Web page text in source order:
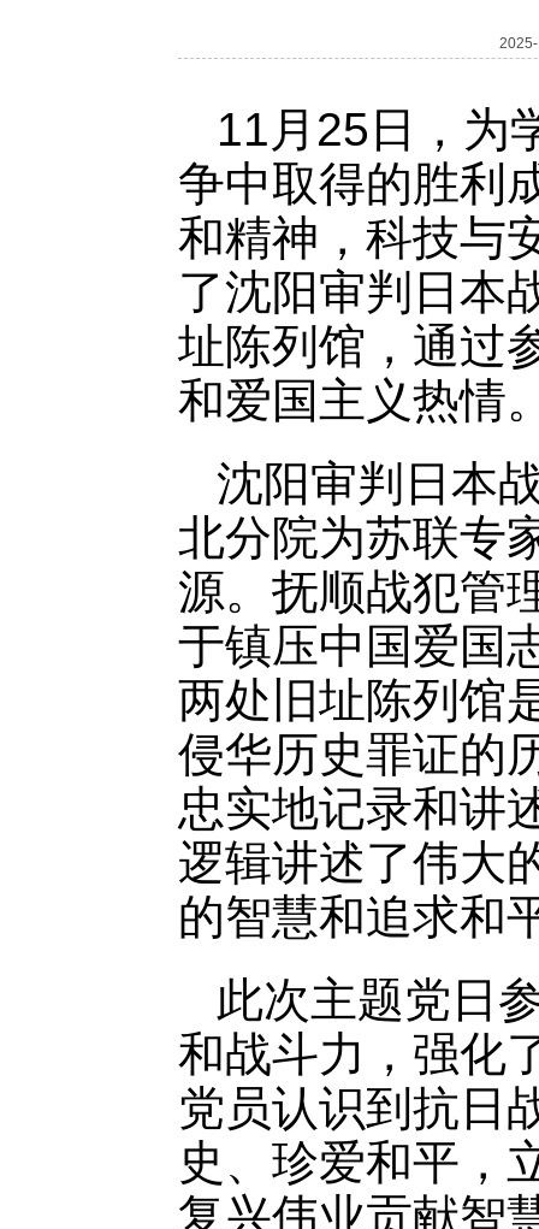
11月25日，为
争中取得的胜利
和精神，科技与
了沈阳审判日本
址陈列馆，通过
和爱国主义热情
沈阳审判日本
北分院为苏联专
源。抚顺战犯管
于镇压中国爱国
两处旧址陈列馆
侵华历史罪证的
忠实地记录和讲
逻辑讲述了伟大
的智慧和追求和
此次主题党日
和战斗力，强化
党员认识到抗日
史、珍爱和平，
复兴伟业贡献智